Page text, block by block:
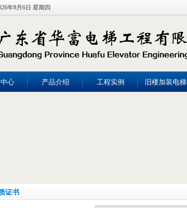
年8月6日 星期四
心 产品介绍 工程实例 旧楼加装电梯
证书